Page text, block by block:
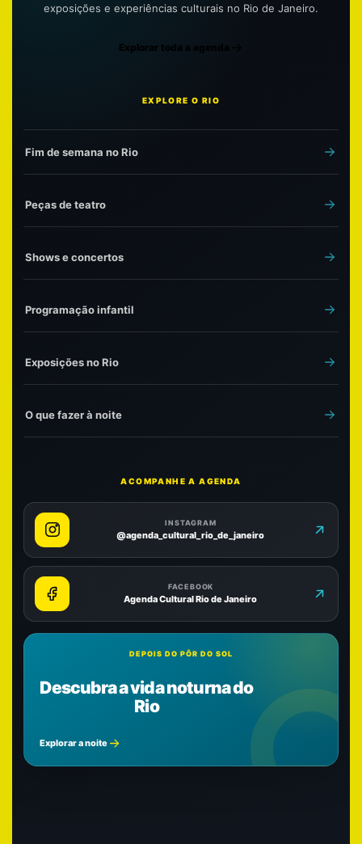
exposições e experiências culturais no Rio de Janeiro.
Explorar toda a agenda
EXPLORE O RIO
Fim de semana no Rio
Peças de teatro
Shows e concertos
Programação infantil
Exposições no Rio
O que fazer à noite
ACOMPANHE A AGENDA
INSTAGRAM
@agenda_cultural_rio_de_janeiro
FACEBOOK
Agenda Cultural Rio de Janeiro
DEPOIS DO PÔR DO SOL
Descubra a vida noturna do
Rio
Explorar a noite